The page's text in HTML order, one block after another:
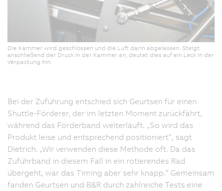
Die Kammer wird geschlossen und die Luft darin abgelassen. Steigt
anschließend der Druck in der Kammer an, deutet dies auf ein Leck in der
Verpackung hin.
Bei der Zuführung entschied sich Geurtsen für einen
Shuttle-Förderer, der im letzten Moment zurückfährt,
während das Förderband weiterläuft. „So wird das
Produkt leise und entsprechend positioniert“, sagt
Dietrich. „Wir verwenden diese Methode oft. Da das
Zuführband in diesem Fall in ein rotierendes Rad
übergeht, war das Timing aber sehr knapp.“ Gemeinsam
fanden Geurtsen und B&R durch zahlreiche Tests eine